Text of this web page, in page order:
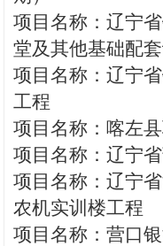
项目名称：辽宁
堂及其他基础配
项目名称：辽宁
工程
项目名称：喀左
项目名称：辽宁
项目名称：辽宁
农机实训楼工程
项目名称：营口